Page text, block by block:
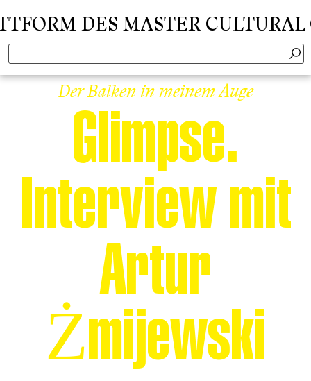
DES MASTER CULTURAL
Der Balken in meinem Auge
Glimpse.
Interview mit
Artur
Żmijewski